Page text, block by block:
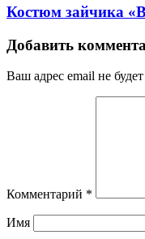
Костюм зайчика
Добавить
Ваш адрес email не
Комментарий *
Имя